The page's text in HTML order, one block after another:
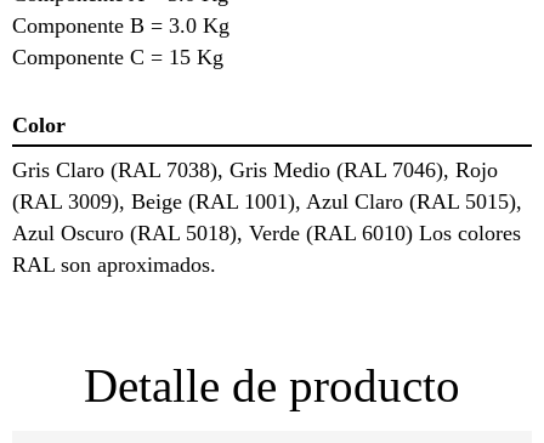
Componente B = 3.0 Kg
Componente C = 15 Kg
Color
Gris Claro (RAL 7038), Gris Medio (RAL 7046), Rojo
(RAL 3009), Beige (RAL 1001), Azul Claro (RAL 5015),
Azul Oscuro (RAL 5018), Verde (RAL 6010) Los colores
RAL son aproximados.
Detalle de producto